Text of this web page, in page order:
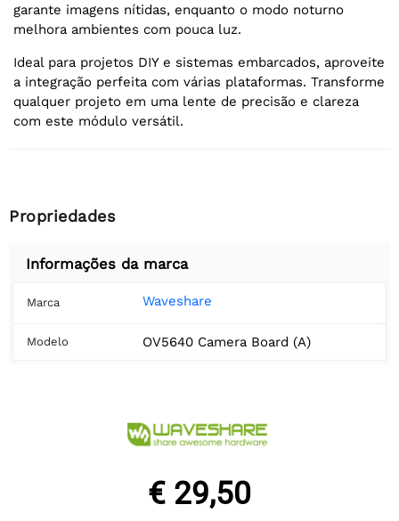
garante imagens nítidas, enquanto o modo noturno
melhora ambientes com pouca luz.
Ideal para projetos DIY e sistemas embarcados, aproveite
a integração perfeita com várias plataformas. Transforme
qualquer projeto em uma lente de precisão e clareza
com este módulo versátil.
Propriedades
Informações da marca
Marca Waveshare
Modelo OV5640 Camera Board (A)
€ 29,50